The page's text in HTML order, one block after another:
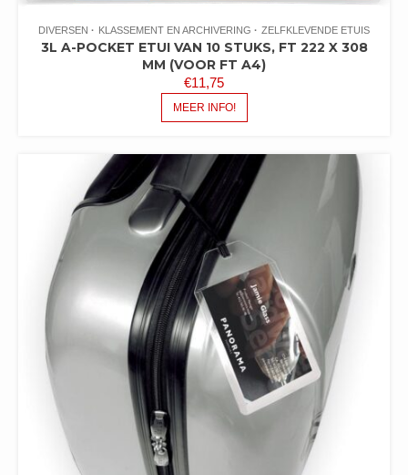
DIVERSEN KLASSEMENT EN ARCHIVERING ZELFKLEVENDE ETUIS
3L A-POCKET ETUI VAN 10 STUKS, FT 222 X 308
MM (VOOR FT A4)
€11,75
MEER INFO!